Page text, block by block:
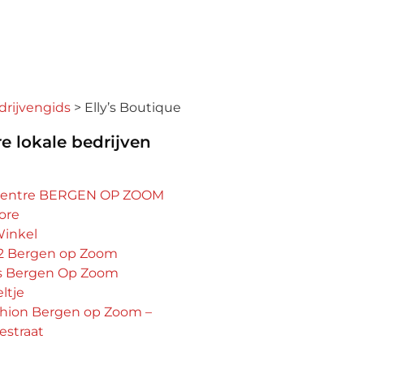
Elly’s Boutique
lokale bedrijven
BERGEN OP ZOOM
Bergen op Zoom
Bergen Op Zoom
Bergen op Zoom –